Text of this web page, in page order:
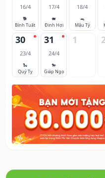
16/4
🐕
Bính Tuất
17/4
🐖
Đinh Hợi
18/4
🐀
Mậu Tý
30
23/4
🐍
Quý Tỵ
31
24/4
🐎
Giáp Ngọ
1